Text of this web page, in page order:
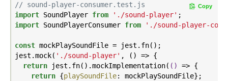
// sound-player-consumer.test.js
import SoundPlayer from './sound-player'
import SoundPlayerConsumer from './sound-player-
const mockPlaySoundFile = jest.fn();
jest.mock( './sound-player' , () => {
return jest.fn().mockImplementation( () => {
return {playSoundFile: mockPlaySoundFile};
Copy